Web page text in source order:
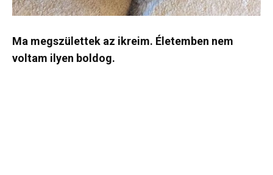
Ma megszülettek az ikreim. Életemben nem
voltam ilyen boldog.